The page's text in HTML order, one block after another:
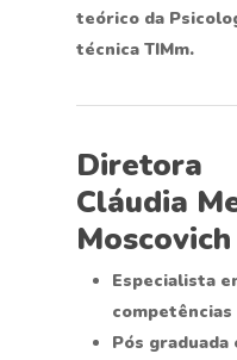
teórico da
técnica TIMm.
Diretora
Cláudia
Moscovich
Especialista
competências
Pós